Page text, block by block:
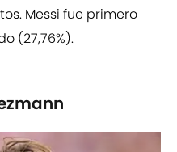
Messi fue primero
(27,76%).